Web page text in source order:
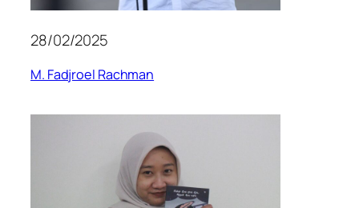
28/02/2025
M. Fadjroel Rachman